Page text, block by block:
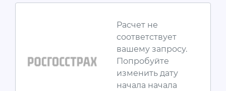
Расчет не
соответствует
вашему запросу.
Попробуйте
изменить дату
начала начала